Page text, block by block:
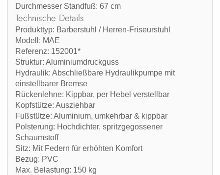
Durchmesser Standfuß: 67 cm
Technische Details
Produkttyp: Barberstuhl / Herren-Friseurstuhl
Modell: MAE
Referenz: 152001*
Struktur: Aluminiumdruckguss
Hydraulik: Abschließbare Hydraulikpumpe mit
einstellbarer Bremse
Rückenlehne: Kippbar, per Hebel verstellbar
Kopfstütze: Ausziehbar
Fußstütze: Aluminium, umkehrbar & kippbar
Polsterung: Hochdichter, spritzgegossener
Schaumstoff
Sitz: Mit Federn für erhöhten Komfort
Bezug: PVC
Max. Belastung: 150 kg